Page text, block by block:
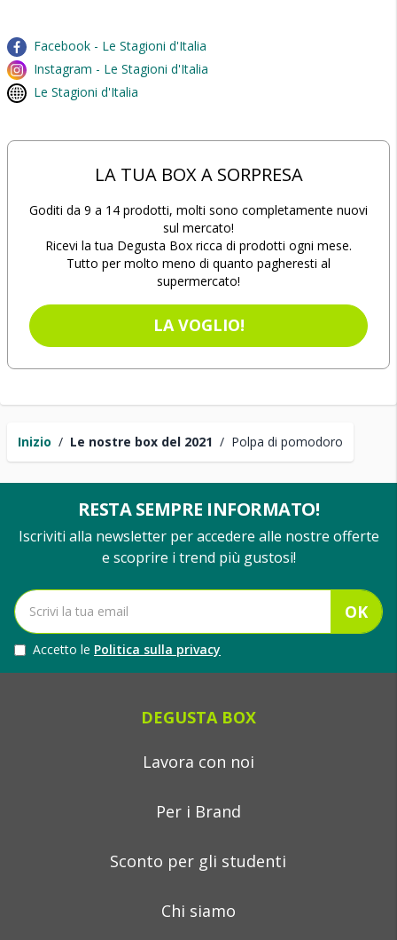
Inizio / Le nostre box del 2021 / Polpa di pomodoro
Facebook - Le Stagioni d'Italia
Instagram - Le Stagioni d'Italia
Le Stagioni d'Italia
LA TUA BOX A SORPRESA
Goditi da 9 a 14 prodotti, molti sono completamente nuovi
sul mercato!
Ricevi la tua Degusta Box ricca di prodotti ogni mese.
Tutto per molto meno di quanto pagheresti al
supermercato!
LA VOGLIO!
RESTA SEMPRE INFORMATO!
Iscriviti alla newsletter per accedere alle nostre offerte
e scoprire i trend più gustosi!
OK
Accetto le Politica sulla privacy
DEGUSTA BOX
Lavora con noi
Per i Brand
Sconto per gli studenti
Chi siamo